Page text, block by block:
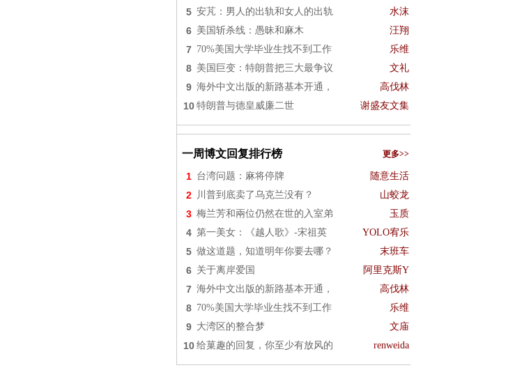
5 安芃：男人的出轨和女人的出轨 水沫
6 美国斩杀线：愚昧和麻木 汪翔
7 70%美国大学毕业生找不到工作 乐维
8 美国巨变：特朗普把三大最争议 文礼
9 海外中文出版的新路基本开通， 高伐林
10 特朗普与德皇威廉二世 谢盛友文集
一周博文回复排行榜 更多>>
1 台湾问题：麻将停牌 随意生活
2 川普到底卖了乌克兰没有？ 山蛟龙
3 梅兰芳和兩位仍然在世的入室弟 玉质
4 第一美女：《越人歌》-宋祖英 YOLO宥乐
5 做这道题，知道明年你要去哪？ 末班车
6 关于离岸爱国 阿里克斯Y
7 海外中文出版的新路基本开通， 高伐林
8 70%美国大学毕业生找不到工作 乐维
9 大湾区的整合梦 文庙
10 给菓趣的回复，你至少有放风的 renweida